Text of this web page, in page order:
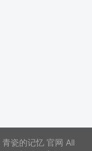
瓷的记忆 官网 All